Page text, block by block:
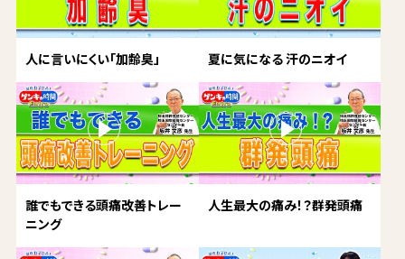
人に言いにくい「加齢臭」 夏に気になる 汗のニオイ
誰でもできる頭痛改善トレー
ニング
人生最大の痛み！？群発頭痛